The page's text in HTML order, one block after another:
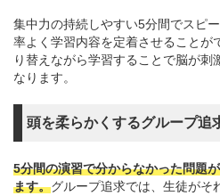
集中力の持続しやすい5分間でスピ
率よく学習内容を定着させることが
り替えながら学習することで脳が刺
なります。
頭を柔らかくするグループ追
5分間の演習で分からなかった問題
ます。グループ追求では、生徒がそ